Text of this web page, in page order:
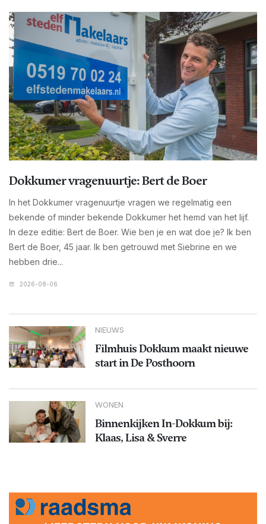
Dokkumer vragenuurtje: Bert de Boer
In het Dokkumer vragenuurtje vragen we regelmatig een
bekende of minder bekende Dokkumer het hemd van het lijf.
In deze editie: Bert de Boer. Wie ben je en wat doe je? Ik ben
Bert de Boer, 45 jaar. Ik ben getrouwd met Siebrine en we
hebben drie...
2026-08-06
NIEUWS
Filmhuis Dokkum maakt nieuwe
start in De Posthoorn
WONEN
Binnenkijken In-Dokkum bij:
Klaas, Lisa & Sverre